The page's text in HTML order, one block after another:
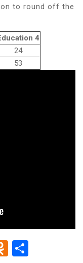
to round off the
4
24
53
O